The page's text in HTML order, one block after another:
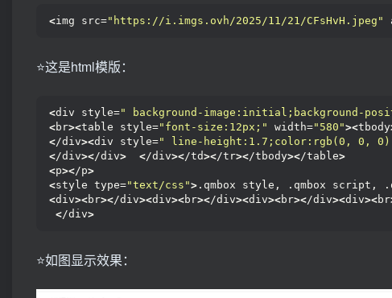
<img src="https://i.imgs.ovh/2025/11/21/CFsHvH.jpeg"
⭐️这是html模版：
<div style=" background-image:initial;background-
<br><table style="font-size:12px;" width="580"><tbody
</div><div style=" line-height:1.7;color:rgb(0, 0, 0) ;
</div></div> </div></td></tr></tbody></table>
<p></p>
<style type="text/css"> .qmbox style, .qmbox script,
<div><br></div><div><br></div><div><br></div><div><br
</div>
⭐️如图显示效果：